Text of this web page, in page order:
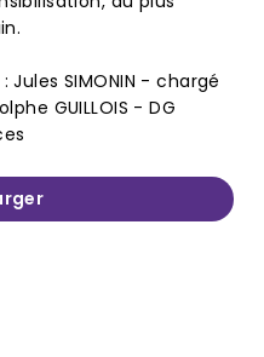
SIMONIN - chargé
GUILLOIS - DG